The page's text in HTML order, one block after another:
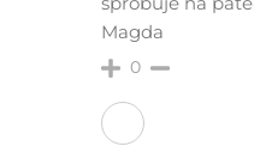
Magda
0